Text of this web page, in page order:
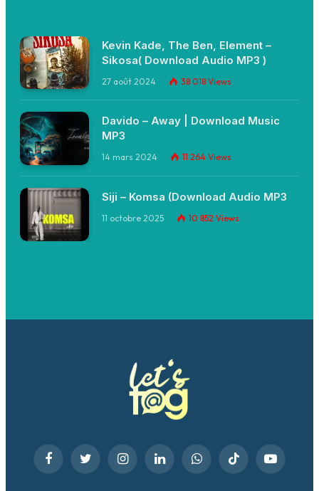
Kevin Kade, The Ben, Element –
Sikosa( Download Audio MP3 )
27 août 2024 38 018 Views
Davido – Away | Download Music
MP3
14 mars 2024 11 264 Views
Siji – Komsa (Download Audio MP3
11 octobre 2025 10 852 Views
FacebookTwitter InstagramLinkedInWhatsAppTikTok YouTube